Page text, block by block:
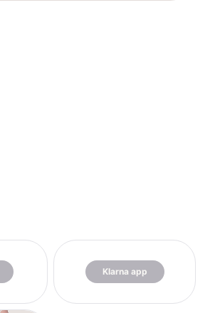
Klarna app